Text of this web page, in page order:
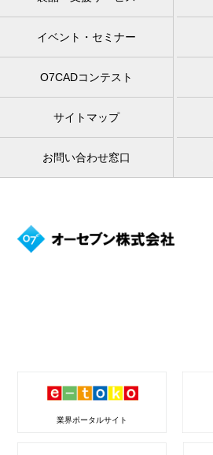
イベント・セミナー
O7CADコンテスト
サイトマップ
お問い合わせ窓口
業界ポータルサイト